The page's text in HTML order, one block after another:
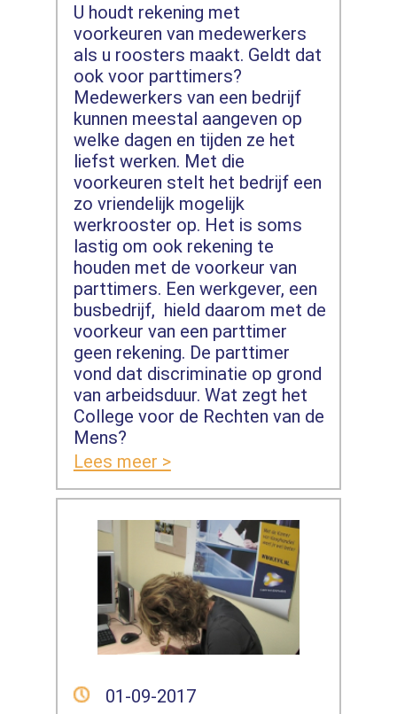
U houdt rekening met
voorkeuren van medewerkers
als u roosters maakt. Geldt dat
ook voor parttimers?
Medewerkers van een bedrijf
kunnen meestal aangeven op
welke dagen en tijden ze het
liefst werken. Met die
voorkeuren stelt het bedrijf een
zo vriendelijk mogelijk
werkrooster op. Het is soms
lastig om ook rekening te
houden met de voorkeur van
parttimers. Een werkgever, een
busbedrijf, hield daarom met de
voorkeur van een parttimer
geen rekening. De parttimer
vond dat discriminatie op grond
van arbeidsduur. Wat zegt het
College voor de Rechten van de
Mens?
Lees meer >
01-09-2017